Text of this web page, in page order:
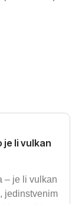
li vulkan
– je li vulkan
jedinstvenim